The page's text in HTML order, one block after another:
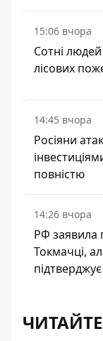
15:06 вчора
Сотні
лісових
14:45 вчора
Росіяни
повністю
14:26 вчора
РФ заявила
Токмачці,
підтверджує